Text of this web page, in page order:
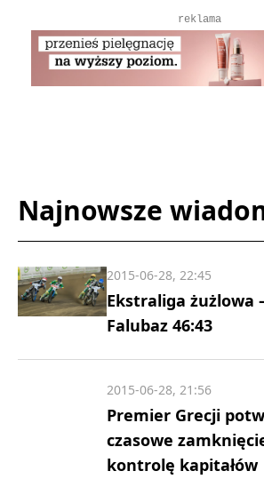
reklama
Najnowsze
Ekstraliga żużlowa
Falubaz 46:43
2015-06-28, 22:45
Premier Grecji
czasowe
kontrolę kapitałów
2015-06-28, 21:56